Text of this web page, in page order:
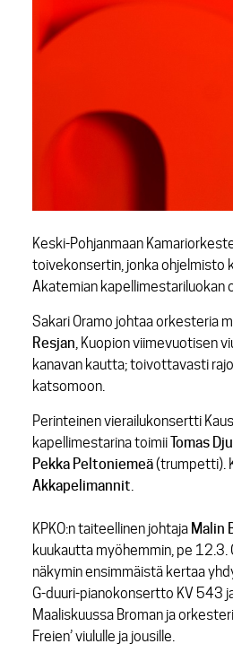
Keski-Pohjanmaan
toivekonsertin, jonka ohjelmisto
Akatemian kapellimestariluokan
Sakari Oramo johtaa orkesteria
Resjan, Kuopion viimevuotisen
kanavan kautta; toivottavasti
katsomoon.
Perinteinen vierailukonsertti
kapellimestarina toimiiTomas
Pekka Peltoniemeä(trumpetti).
Akkapelimannit.
KPKO:n taiteellinen johtaja Malin
kuukautta myöhemmin, pe 12.3.
näkymin ensimmäistä kertaa
G-duuri-pianokonsertto KV 543
Maaliskuussa Broman ja
Freien’ viululle ja jousille.